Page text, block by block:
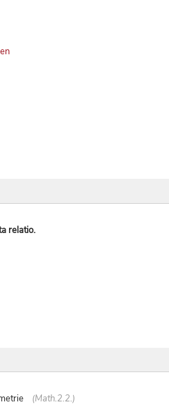
relatio.
(Math.2.2.)